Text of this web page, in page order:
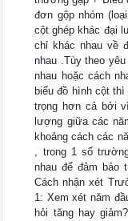
đơn gộp nhóm
cột ghép khác đại
chỉ khác nhau về
nhau .Tùy theo
nhau hoặc cách
biểu đồ hình cột
trọng hơn cả bởi
lượng giữa các
khoảng cách các
, trong 1 số
nhau để đảm bảo
Cách nhận xét
1: Xem xét năm
hỏi tăng hay